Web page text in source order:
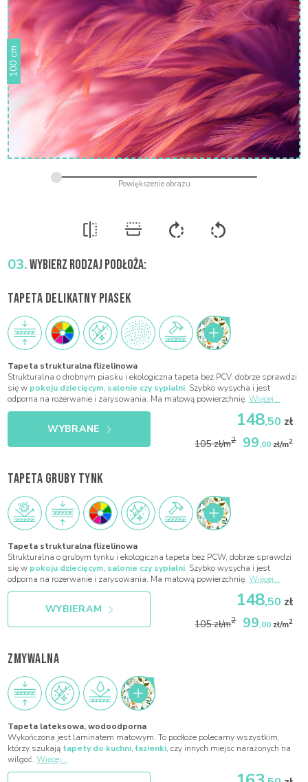
03.WYBIERZ RODZAJ PODŁOŻA:
TAPETA DELIKATNY PIASEK
Tapeta strukturalna flizelinowa
Strukturalna o drobnym piasku i ekologiczna tapeta bez PCV, dobrze sprawdzi
się w pokoju dziecięcym, salonie czy sypialni. Szybko wysycha i jest
odporna na rozerwanie i zarysowania. Ma matową powierzchnię.Więcej...
WYBRANE 148,50 zł
105 zł/m2 99,00 zł/m2
TAPETA GRUBY TYNK
Tapeta strukturalna flizelinowa
Strukturalna o grubym tynku i ekologiczna tapeta bez PCW, dobrze sprawdzi
się w pokoju dziecięcym, salonie czy sypialni. Szybko wysycha i jest
odporna na rozerwanie i zarysowania. Ma matową powierzchnię.Więcej...
WYBIERAM 148,50 zł
105 zł/m2 99,00 zł/m2
ZMYWALNA
Tapeta lateksowa, wodoodporna
Wykończona jest laminatem matowym. To podłoże polecamy wszystkim,
którzy szukają tapety do kuchni, łazienki, czy innych miejsc narażonych na
wilgoć.Więcej...